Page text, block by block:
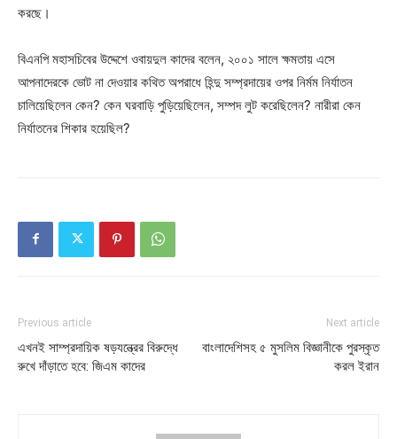
করছে।
বিএনপি মহাসচিবের উদ্দেশে ওবায়দুল কাদের বলেন, ২০০১ সালে ক্ষমতায় এসে
আপনাদেরকে ভোট না দেওয়ার কথিত অপরাধে হিন্দু সম্প্রদায়ের ওপর নির্মম নির্যাতন
চালিয়েছিলেন কেন? কেন ঘরবাড়ি পুড়িয়েছিলেন, সম্পদ লুট করেছিলেন? নারীরা কেন
নির্যাতনের শিকার হয়েছিল?
Previous article
এখনই সাম্প্রদায়িক ষড়যন্ত্রের বিরুদ্ধে
রুখে দাঁড়াতে হবে: জিএম কাদের
Next article
বাংলাদেশিসহ ৫ মুসলিম বিজ্ঞানীকে পুরস্কৃত
করল ইরান